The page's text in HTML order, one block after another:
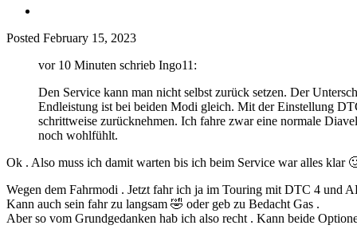
Posted February 15, 2023
vor 10 Minuten schrieb Ingo11:
Den Service kann man nicht selbst zurück setzen. Der
Endleistung ist bei beiden Modi gleich. Mit der Einstellung
schrittweise zurücknehmen. Ich fahre zwar eine normale
noch wohlfühlt.
Ok . Also muss ich damit warten bis ich beim Service war alles klar
Wegen dem Fahrmodi . Jetzt fahr ich ja im Touring mit DTC 4 und
Kann auch sein fahr zu langsam 🤣 oder geb zu Bedacht Gas .
Aber so vom Grundgedanken hab ich also recht . Kann beide